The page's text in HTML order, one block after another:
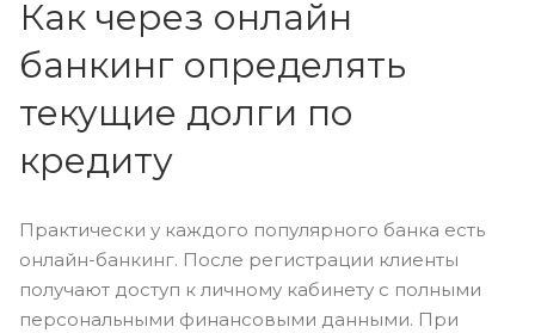
Как через онлайн
банкинг определять
текущие долги по
кредиту
Практически у каждого популярного банка есть
онлайн-банкинг. После регистрации клиенты
получают доступ к личному кабинету с полными
персональными финансовыми данными. При